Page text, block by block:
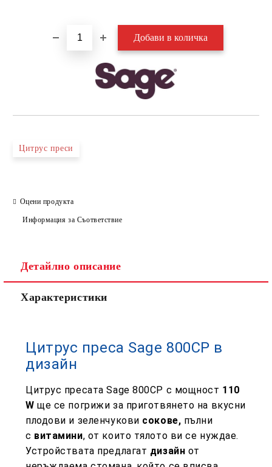
Цитрус преси
Оцени продукта
Информация за Съответствие
Детайлно описание
Характеристики
Цитрус преса Sage 800CP в
дизайн
Цитрус пресата Sage 800CP с мощност 110
W ще се погрижи за приготвянето на вкусни
плодови и зеленчукови сокове, пълни
с витамини, от които тялото ви се нуждае.
Устройствата предлагат дизайн от